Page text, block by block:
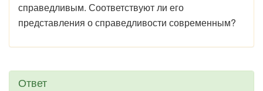
справедливым. Соответствуют ли его
представления о справедливости современным?
Ответ